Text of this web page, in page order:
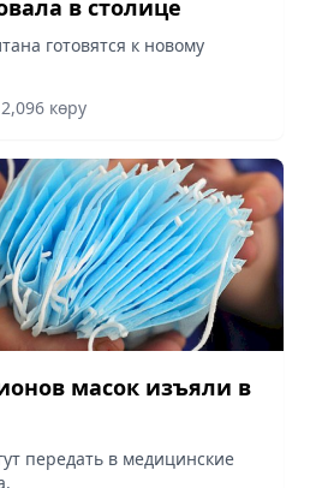
в столице
готовятся к новому
2,096 көру
масок изъяли в
передать в медицинские